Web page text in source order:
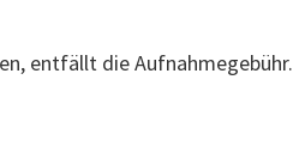
entfällt die Aufnahmegebühr.